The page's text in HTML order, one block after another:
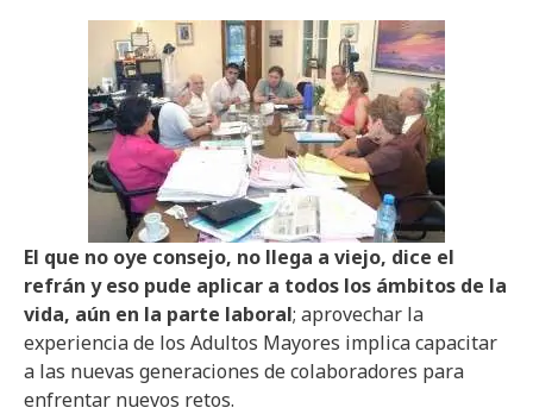
El que no oye consejo, no llega a viejo, dice el
refrán y eso pude aplicar a todos los ámbitos de la
vida, aún en la parte laboral; aprovechar la
experiencia de los Adultos Mayores implica capacitar
a las nuevas generaciones de colaboradores para
enfrentar nuevos retos.